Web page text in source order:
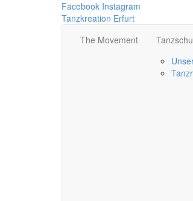
Facebook Instagram
Tanzkreation Erfurt
The Movement